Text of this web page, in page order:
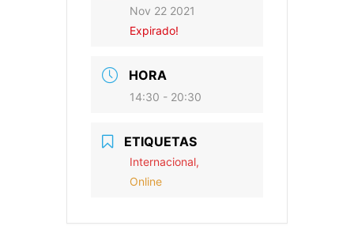
Nov 22 2021
Expirado!
HORA
14:30 - 20:30
ETIQUETAS
Internacional,
Online